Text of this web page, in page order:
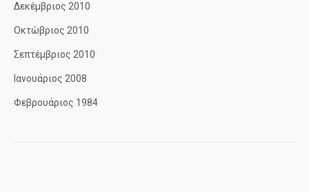
Δεκέμβριος 2010
Οκτώβριος 2010
Σεπτέμβριος 2010
Ιανουάριος 2008
Φεβρουάριος 1984